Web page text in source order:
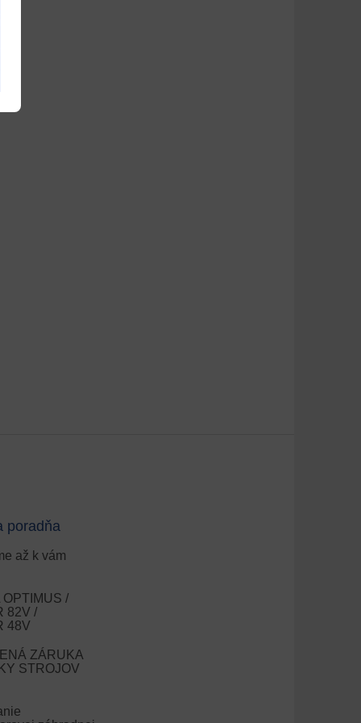
poradňa
až k vám
/
82V /
48V
ZÁRUKA
STROJOV